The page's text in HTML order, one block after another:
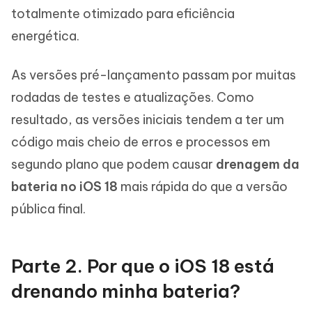
totalmente otimizado para eficiência
energética.
As versões pré-lançamento passam por muitas
rodadas de testes e atualizações. Como
resultado, as versões iniciais tendem a ter um
código mais cheio de erros e processos em
segundo plano que podem causar drenagem da
bateria no iOS 18 mais rápida do que a versão
pública final.
Parte 2. Por que o iOS 18 está
drenando minha bateria?